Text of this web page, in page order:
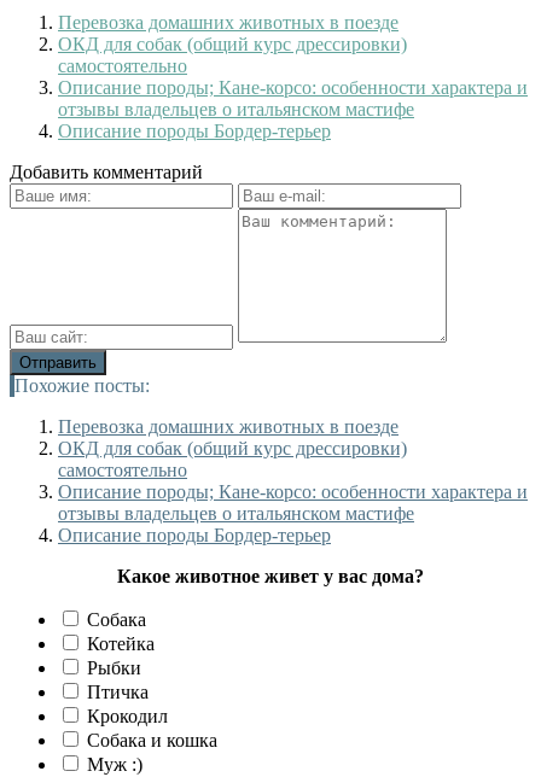
Перевозка домашних животных в поезде
ОКД для собак (общий курс дрессировки)
самостоятельно
Описание породы; Кане-корсо: особенности характера и
отзывы владельцев о итальянском мастифе
Описание породы Бордер-терьер
Добавить комментарий
Похожие посты:
Перевозка домашних животных в поезде
ОКД для собак (общий курс дрессировки)
самостоятельно
Описание породы; Кане-корсо: особенности характера и
отзывы владельцев о итальянском мастифе
Описание породы Бордер-терьер
Какое животное живет у вас дома?
Собака
Котейка
Рыбки
Птичка
Крокодил
Собака и кошка
Муж :)